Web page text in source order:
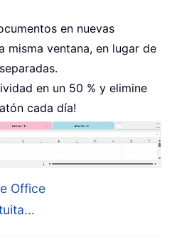
en nuevas
misma ventana, en lugar de
en un 50 % y elimine
cada día!
Office